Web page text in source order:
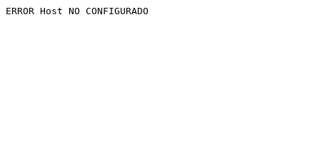
ERROR Host NO CONFIGURADO